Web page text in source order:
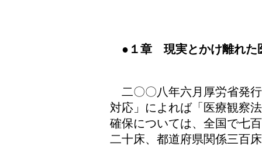
● １章 現実とかけ離れた
二〇〇八年六月厚労省発
対応」によれば「医療観察
確保については、全国で七
二十床、都道府県関係三百